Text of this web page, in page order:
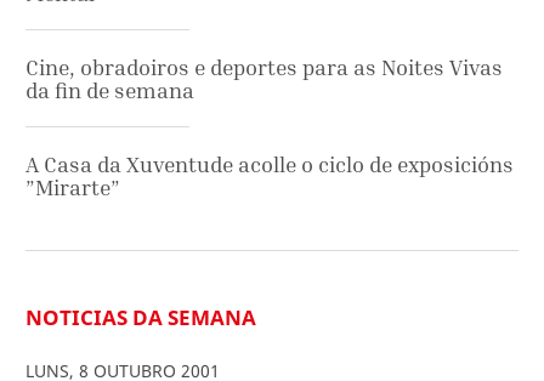
Cine, obradoiros e deportes para as Noites Vivas
da fin de semana
A Casa da Xuventude acolle o ciclo de exposicións
”Mirarte”
NOTICIAS DA SEMANA
LUNS, 8 OUTUBRO 2001